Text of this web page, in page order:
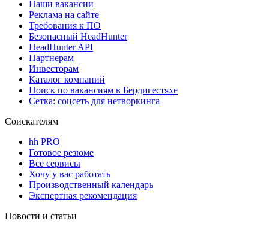
Наши вакансии
Реклама на сайте
Требования к ПО
Безопасный HeadHunter
HeadHunter API
Партнерам
Инвесторам
Каталог компаний
Поиск по вакансиям в Бердигестяхе
Сетка: соцсеть для нетворкинга
Соискателям
hh PRO
Готовое резюме
Все сервисы
Хочу у вас работать
Производственный календарь
Экспертная рекомендация
Новости и статьи